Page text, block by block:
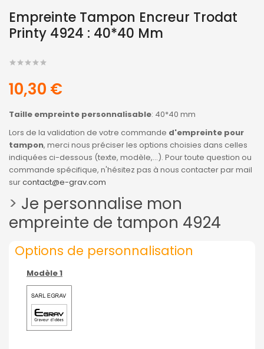
Empreinte Tampon Encreur Trodat
Printy 4924 : 40*40 Mm
10,30 €
Taille empreinte personnalisable: 40*40 mm
Lors de la validation de votre commande d'empreinte pour
tampon, merci nous préciser les options choisies dans celles
indiquées ci-dessous (texte, modèle,...). Pour toute question ou
commande spécifique, n'hésitez pas à nous contacter par mail
surcontact@e-grav.com
> Je personnalise mon
empreinte de tampon 4924
Options de personnalisation
Modèle 1